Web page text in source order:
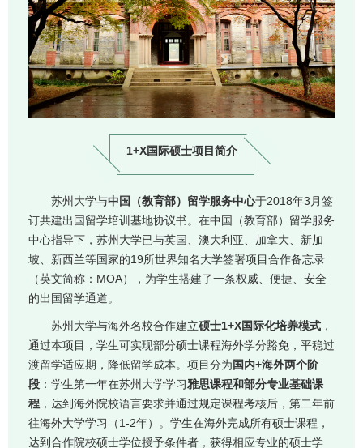
1+X国际硕士项目简介
苏州大学与中国（教育部）留学服务中心于2018年3月签
订共建出国留学培训基地协议书。在中国（教育部）留学服务
中心指导下，苏州大学已与英国、澳大利亚、加拿大、新加
坡、新西兰等国家的19所世界知名大学签署项目合作备忘录
（英文简称：MOA），为学生搭建了一条权威、便捷、安全
的出国留学通道。
苏州大学与海外名校合作建立硕士1+X国际化培养模式 ，
通过本项目，学生可实现部分硕士课程海外学分豁免，平稳过
渡留学适应期，降低留学成本。项目分为国内+海外两个阶
段 ：学生第一年在苏州大学学习雅思课程和部分专业基础课
程 ，达到海外院校语言要求并通过规定课程考核后，第二年前
往海外大学学习（1-2年）。学生在海外完成所有硕士课程，
达到合作院校硕士学位授予条件者，获得相应专业的硕士学